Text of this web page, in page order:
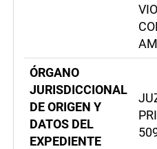
ÓRGANO
JURISDICCIONAL
DE ORIGEN Y
DATOS DEL
EXPEDIENTE